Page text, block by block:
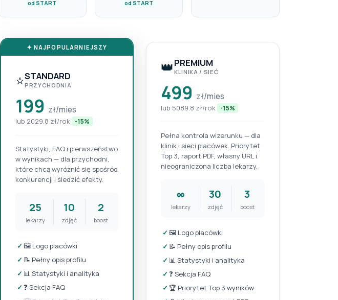
od START od START
✦ NAJPOPULARNIEJSZY
⭐STANDARD
PRZYCHODNIA
199 zł/mies
lub 2029.8 zł/rok -15%
Statystyki, FAQ i pierwszeństwo
w wynikach — dla przychodni,
które chcą wyróżnić się spośród
konkurencji i śledzić efekty.
25
lekarzy
10
zdjęć
2
boost
✓ 🖼️ Logo placówki
✓ 📝 Pełny opis profilu
✓ 📊 Statystyki i analityka
✓ ❓ Sekcja FAQ
👑PREMIUM
KLINIKA / SIEĆ
499 zł/mies
lub 5089.8 zł/rok -15%
Pełna kontrola wizerunku — dla
klinik i sieci placówek. Priorytet
Top 3, raport PDF, własny URL i
nieograniczona liczba lekarzy.
∞
lekarzy
30
zdjęć
3
boost
✓ 🖼️ Logo placówki
✓ 📝 Pełny opis profilu
✓ 📊 Statystyki i analityka
✓ ❓ Sekcja FAQ
✓ 🏆 Priorytet Top 3 wyników